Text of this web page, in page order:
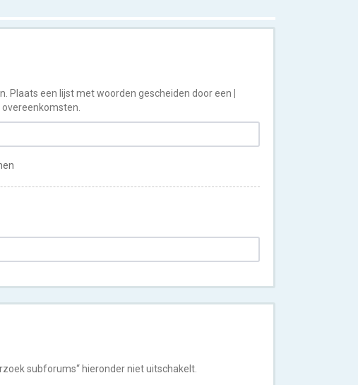
Plaats een lijst met woorden gescheiden door een
subforums“ hieronder niet uitschakelt.